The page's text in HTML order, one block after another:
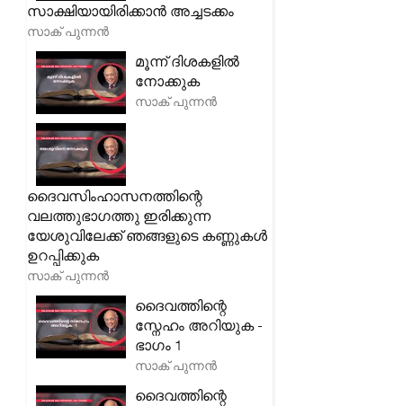
സാക്ഷിയായിരിക്കാൻ അച്ചടക്കം
സാക് പുന്നൻ
മൂന്ന് ദിശകളിൽ
നോക്കുക
സാക് പുന്നൻ
ദൈവസിംഹാസനത്തിന്റെ
വലത്തുഭാഗത്തു ഇരിക്കുന്ന
യേശുവിലേക്ക് ഞങ്ങളുടെ കണ്ണുകൾ
ഉറപ്പിക്കുക
സാക് പുന്നൻ
ദൈവത്തിന്റെ
സ്നേഹം അറിയുക -
ഭാഗം 1
സാക് പുന്നൻ
ദൈവത്തിന്റെ